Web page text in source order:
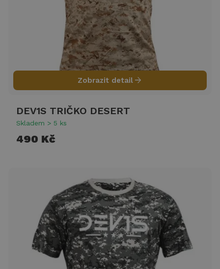
Zobrazit detailarrow_forward
DEV1S TRIČKO DESERT
Skladem > 5 ks
490 Kč